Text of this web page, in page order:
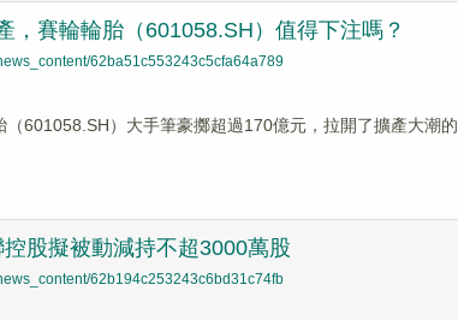
，賽輪輪胎（601058.SH）值得下注嗎？
62ba51c553243c5cfa64a789
601058.SH）大手筆豪擲超過170億元，拉開了擴產大潮的
股擬被動減持不超3000萬股
62b194c253243c6bd31c74fb